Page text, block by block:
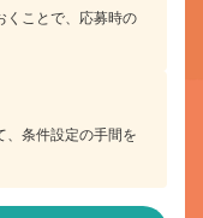
くことで、応募時の
、条件設定の手間を